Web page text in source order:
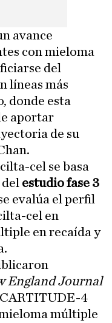
avance
con mieloma
del
líneas más
donde esta
aportar
de su
cel se basa
estudio fase 3
evalúa el perfil
cel en
en recaída y
England Journal
4
múltiple